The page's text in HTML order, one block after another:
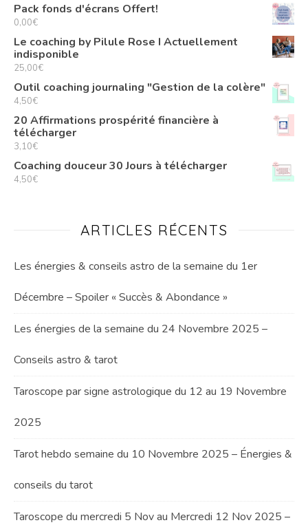
Pack fonds d'écrans Offert!
0,00€
Le coaching by Pilule Rose I Actuellement
indisponible
25,00€
Outil coaching journaling "Gestion de la colère"
4,50€
20 Affirmations prospérité financière à
télécharger
3,10€
Coaching douceur 30 Jours à télécharger
4,50€
ARTICLES RÉCENTS
Les énergies & conseils astro de la semaine du 1er
Décembre – Spoiler « Succès & Abondance »
Les énergies de la semaine du 24 Novembre 2025 –
Conseils astro & tarot
Taroscope par signe astrologique du 12 au 19 Novembre
2025
Tarot hebdo semaine du 10 Novembre 2025 – Énergies &
conseils du tarot
Taroscope du mercredi 5 Nov au Mercredi 12 Nov 2025 –